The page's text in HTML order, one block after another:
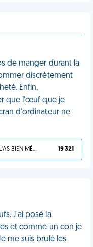
de manger durant la
discrètement
Enfin,
que l'œuf que je
d'ordinateur ne
TU L'AS BIEN MÉRITÉ 19 321
J'ai posé la
et comme un con je
me suis brulé les